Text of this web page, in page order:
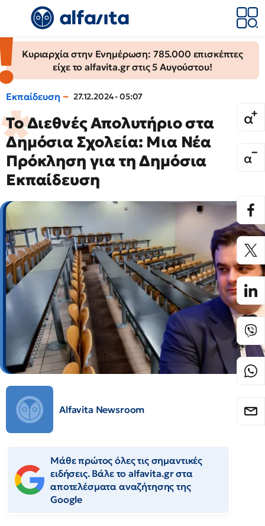
Κυριαρχία στην Ενημέρωση: 785.000 επισκέπτες
είχε το alfavita.gr στις 5 Αυγούστου!
Εκπαίδευση 27.12.2024 - 05:07
Το Διεθνές Απολυτήριο στα
Δημόσια Σχολεία: Μια Νέα
Πρόκληση για τη Δημόσια
Εκπαίδευση
Alfavita Newsroom
Μάθε πρώτος όλες τις σημαντικές
ειδήσεις. Βάλε το alfavita.gr στα
αποτελέσματα αναζήτησης της
Google